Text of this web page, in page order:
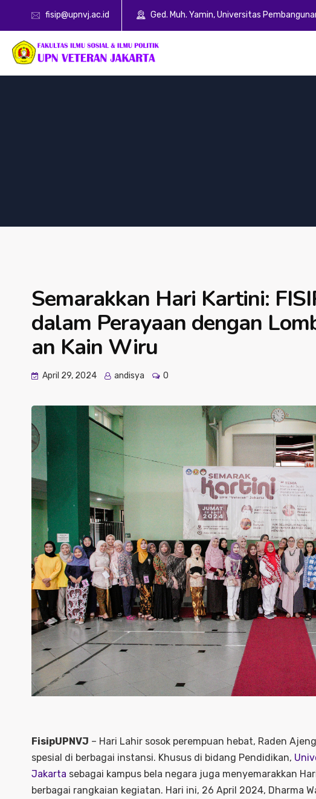
fisip@upnvj.ac.id Ged. Muh. Yamin, Universitas
Semarakkan Hari Kartini:
dalam Perayaan dengan
an Kain Wiru
April 29, 2024 andisya 0
FisipUPNVJ – Hari Lahir sosok perempuan hebat, Raden
spesial di berbagai instansi. Khusus di bidang Pendidikan,
Jakarta sebagai kampus bela negara juga menyemarakkan
berbagai rangkaian kegiatan. Hari ini, 26 April 2024, Dharma